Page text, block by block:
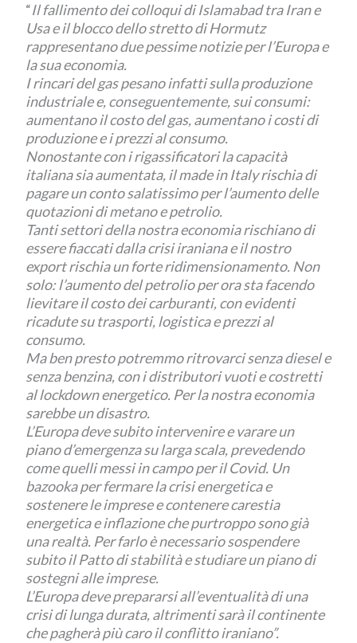
“Il fallimento dei colloqui di Islamabad tra Iran e
Usa e il blocco dello stretto di Hormutz
rappresentano due pessime notizie per l’Europa e
la sua economia.
I rincari del gas pesano infatti sulla produzione
industriale e, conseguentemente, sui consumi:
aumentano il costo del gas, aumentano i costi di
produzione e i prezzi al consumo.
Nonostante con i rigassificatori la capacità
italiana sia aumentata, il made in Italy rischia di
pagare un conto salatissimo per l’aumento delle
quotazioni di metano e petrolio.
Tanti settori della nostra economia rischiano di
essere fiaccati dalla crisi iraniana e il nostro
export rischia un forte ridimensionamento. Non
solo: l’aumento del petrolio per ora sta facendo
lievitare il costo dei carburanti, con evidenti
ricadute su trasporti, logistica e prezzi al
consumo.
Ma ben presto potremmo ritrovarci senza diesel e
senza benzina, con i distributori vuoti e costretti
al lockdown energetico. Per la nostra economia
sarebbe un disastro.
L’Europa deve subito intervenire e varare un
piano d’emergenza su larga scala, prevedendo
come quelli messi in campo per il Covid. Un
bazooka per fermare la crisi energetica e
sostenere le imprese e contenere carestia
energetica e inflazione che purtroppo sono già
una realtà. Per farlo è necessario sospendere
subito il Patto di stabilità e studiare un piano di
sostegni alle imprese.
L’Europa deve prepararsi all’eventualità di una
crisi di lunga durata, altrimenti sarà il continente
che pagherà più caro il conflitto iraniano”.